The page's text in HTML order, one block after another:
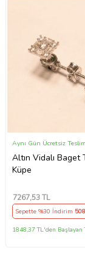
Altın Vidalı Baget
Küpe
Aynı Gün Ücretsiz
7267,53 TL
Sepette %30 İndirim
1848,37 TL'den Başlayan